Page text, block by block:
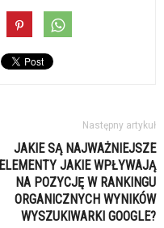
Następny artykuł
JAKIE SĄ NAJWAŻNIEJSZE
ELEMENTY JAKIE WPŁYWAJĄ
NA POZYCJĘ W RANKINGU
ORGANICZNYCH WYNIKÓW
WYSZUKIWARKI GOOGLE?